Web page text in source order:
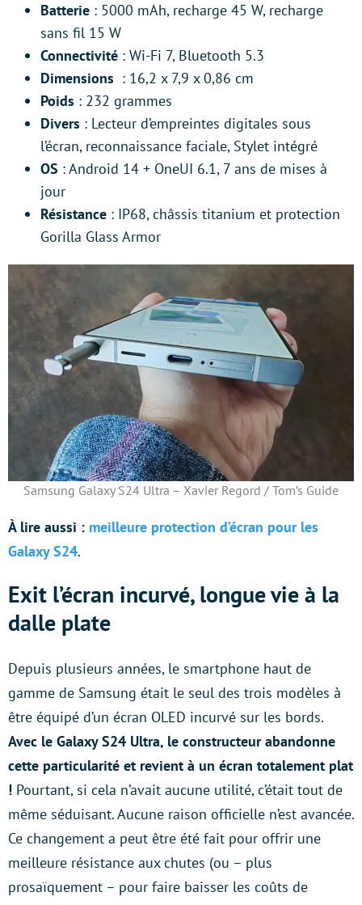
Batterie : 5000 mAh, recharge 45 W, recharge
sans fil 15 W
Connectivité : Wi-Fi 7, Bluetooth 5.3
Dimensions : 16,2 x 7,9 x 0,86 cm
Poids : 232 grammes
Divers : Lecteur d’empreintes digitales sous
l’écran, reconnaissance faciale, Stylet intégré
OS : Android 14 + OneUI 6.1, 7 ans de mises à
jour
Résistance : IP68, châssis titanium et protection
Gorilla Glass Armor
Samsung Galaxy S24 Ultra – Xavier Regord / Tom’s Guide
À lire aussi : meilleure protection d’écran pour les
Galaxy S24.
Exit l’écran incurvé, longue vie à la
dalle plate
Depuis plusieurs années, le smartphone haut de
gamme de Samsung était le seul des trois modèles à
être équipé d’un écran OLED incurvé sur les bords.
Avec le Galaxy S24 Ultra, le constructeur abandonne
cette particularité et revient à un écran totalement plat
! Pourtant, si cela n’avait aucune utilité, c’était tout de
même séduisant. Aucune raison officielle n’est avancée.
Ce changement a peut être été fait pour offrir une
meilleure résistance aux chutes (ou – plus
prosaïquement – pour faire baisser les coûts de